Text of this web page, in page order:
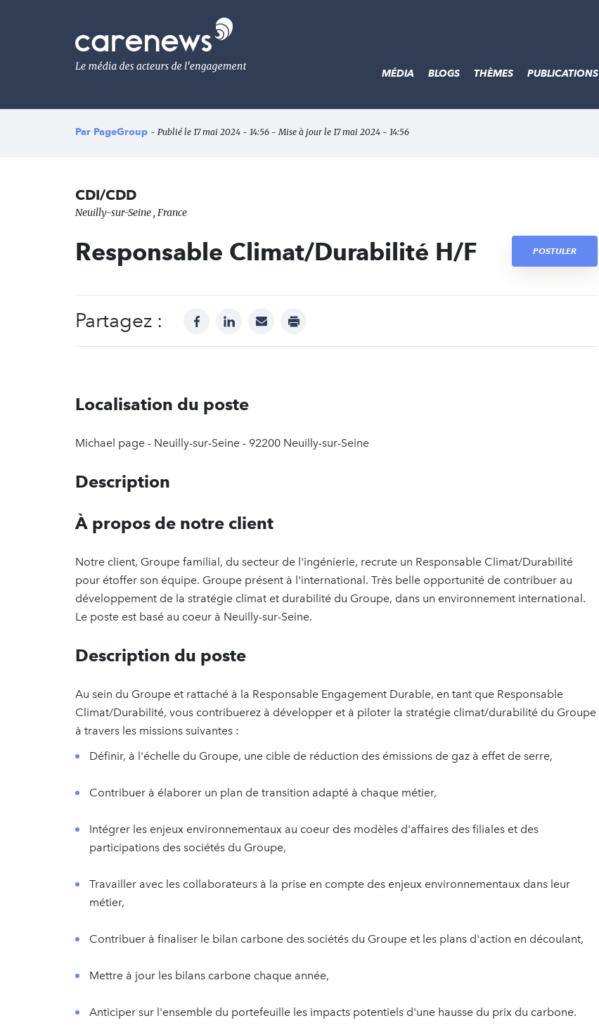
Le
média
de
l'engagement
MÉDIA BLOGS THÈMES PUBLICATIONS
Par PageGroup - Publié le 17 mai 2024 - 14:56 - Mise à jour le 17 mai 2024 - 14:56
CDI/CDD
Neuilly-sur-Seine , France
Responsable Climat/Durabilité H/F POSTULER
Partagez : facebooklinkedinmail print
Localisation du poste
Michael page - Neuilly-sur-Seine - 92200 Neuilly-sur-Seine
Description
À propos de notre client
Notre client, Groupe familial, du secteur de l'ingénierie, recrute un Responsable Climat/Durabilité
pour étoffer son équipe. Groupe présent à l'international. Très belle opportunité de contribuer au
développement de la stratégie climat et durabilité du Groupe, dans un environnement international.
Le poste est basé au coeur à Neuilly-sur-Seine.
Description du poste
Au sein du Groupe et rattaché à la Responsable Engagement Durable, en tant que Responsable
Climat/Durabilité, vous contribuerez à développer et à piloter la stratégie climat/durabilité du Groupe
à travers les missions suivantes :
Définir, à l'échelle du Groupe, une cible de réduction des émissions de gaz à effet de serre,
Contribuer à élaborer un plan de transition adapté à chaque métier,
Intégrer les enjeux environnementaux au coeur des modèles d'affaires des filiales et des
participations des sociétés du Groupe,
Travailler avec les collaborateurs à la prise en compte des enjeux environnementaux dans leur
métier,
Contribuer à finaliser le bilan carbone des sociétés du Groupe et les plans d'action en découlant,
Mettre à jour les bilans carbone chaque année,
Anticiper sur l'ensemble du portefeuille les impacts potentiels d'une hausse du prix du carbone.